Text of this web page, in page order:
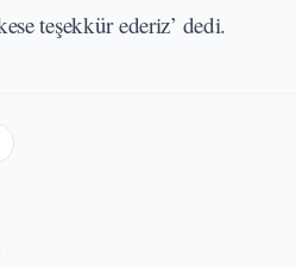
teşekkür ederiz’ dedi.